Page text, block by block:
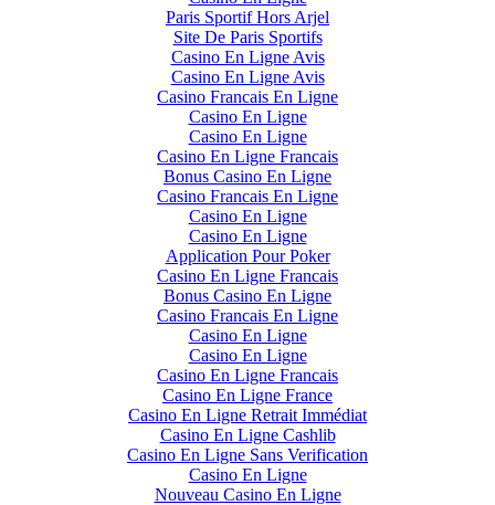
Paris Sportif Hors Arjel
Site De Paris Sportifs
Casino En Ligne Avis
Casino En Ligne Avis
Casino Francais En Ligne
Casino En Ligne
Casino En Ligne
Casino En Ligne Francais
Bonus Casino En Ligne
Casino Francais En Ligne
Casino En Ligne
Casino En Ligne
Application Pour Poker
Casino En Ligne Francais
Bonus Casino En Ligne
Casino Francais En Ligne
Casino En Ligne
Casino En Ligne
Casino En Ligne Francais
Casino En Ligne France
Casino En Ligne Retrait Immédiat
Casino En Ligne Cashlib
Casino En Ligne Sans Verification
Casino En Ligne
Nouveau Casino En Ligne